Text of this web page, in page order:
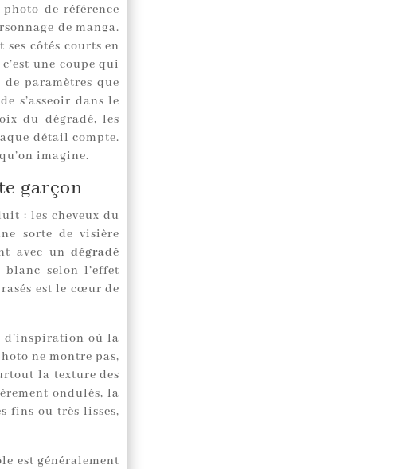
de référence
de manga.
côtés courts en
une coupe qui
paramètres que
s’asseoir dans le
du dégradé, les
détail compte.
imagine.
garçon
: les cheveux du
sorte de visière
avec undégradé
selon l’effet
est le cœur de
d’inspiration où la
ne montre pas,
la texture des
ondulés, la
fins ou très lisses,
est généralement